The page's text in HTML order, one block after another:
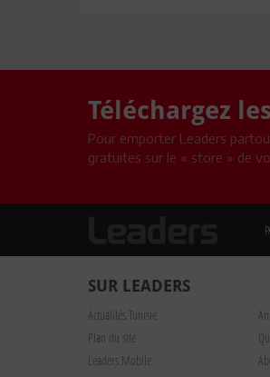
Téléchargez
Pour emporter Leaders
gratuites sur le « store » de
SUR LEADERS
Actualités Tunisie
Plan du site
Leaders Mobile